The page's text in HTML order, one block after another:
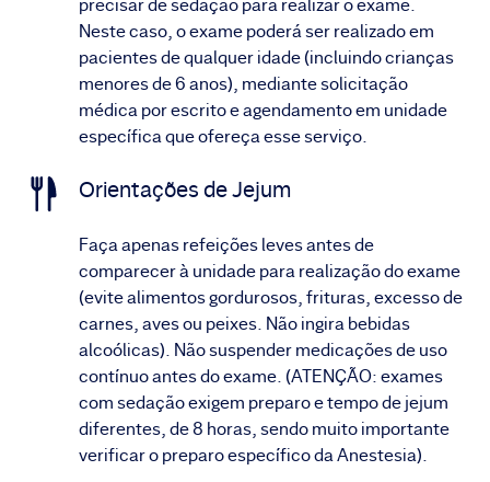
precisar de sedação para realizar o exame.
Neste caso, o exame poderá ser realizado em
pacientes de qualquer idade (incluindo crianças
menores de 6 anos), mediante solicitação
médica por escrito e agendamento em unidade
específica que ofereça esse serviço.
Orientações de Jejum
Faça apenas refeições leves antes de
comparecer à unidade para realização do exame
(evite alimentos gordurosos, frituras, excesso de
carnes, aves ou peixes. Não ingira bebidas
alcoólicas). Não suspender medicações de uso
contínuo antes do exame. (ATENÇÃO: exames
com sedação exigem preparo e tempo de jejum
diferentes, de 8 horas, sendo muito importante
verificar o preparo específico da Anestesia).